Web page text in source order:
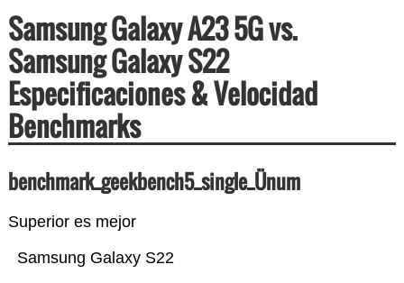
Samsung Galaxy A23 5G vs.
Samsung Galaxy S22
Especificaciones & Velocidad
Benchmarks
benchmark_geekbench5_single_Ünum
Superior es mejor
Samsung Galaxy S22